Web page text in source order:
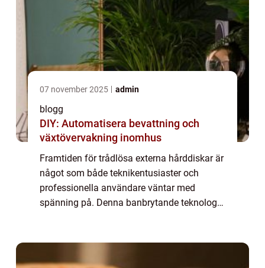
07 november 2025 admin
blogg
DIY: Automatisera bevattning och
växtövervakning inomhus
Framtiden för trådlösa externa hårddiskar är
något som både teknikentusiaster och
professionella användare väntar med
spänning på. Denna banbrytande teknologi